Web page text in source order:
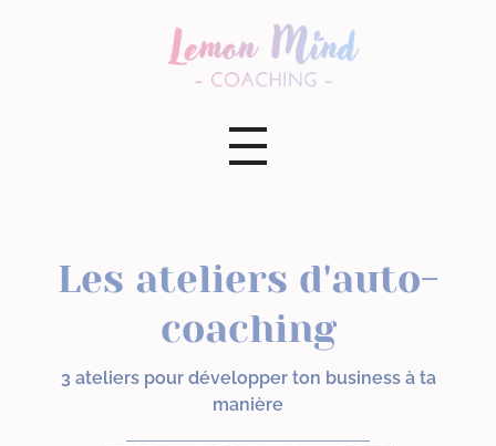
Les ateliers d'auto-
coaching
3 ateliers pour développer ton business à ta
manière